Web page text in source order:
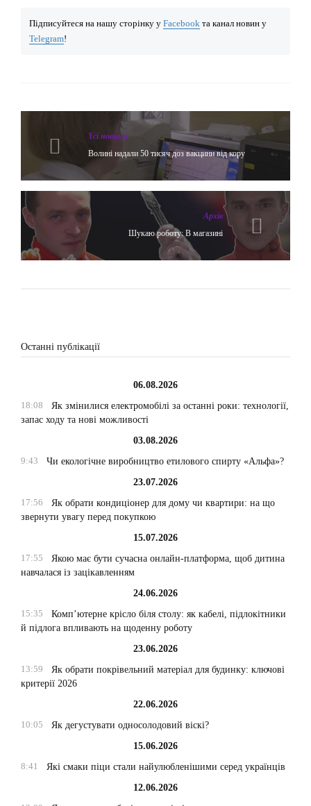
Підписуйтеся на нашу сторінку у Facebook та канал новин у
Telegram!
Yсі новини
Волині надали 50 тисяч доз вакцини від кору
Архів
Шукаю роботу: В магазині
Останні публікації
06.08.2026
18:08
Як змінилися електромобілі за останні роки: технології,
запас ходу та нові можливості
03.08.2026
9:43
Чи екологічне виробництво етилового спирту «Альфа»?
23.07.2026
17:56
Як обрати кондиціонер для дому чи квартири: на що
звернути увагу перед покупкою
15.07.2026
17:55
Якою має бути сучасна онлайн-платформа, щоб дитина
навчалася із зацікавленням
24.06.2026
15:35
Комп’ютерне крісло біля столу: як кабелі, підлокітники
й підлога впливають на щоденну роботу
23.06.2026
13:59
Як обрати покрівельний матеріал для будинку: ключові
критерії 2026
22.06.2026
10:05
Як дегустувати односолодовий віскі?
15.06.2026
8:41
Які смаки піци стали найулюбленішими серед українців
12.06.2026